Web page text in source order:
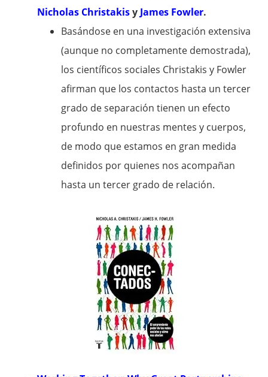
Nicholas Christakisy James Fowler.
Basándose en una investigación extensiva
(aunque no completamente demostrada),
los científicos sociales Christakis y Fowler
afirman que los contactos hasta un tercer
grado de separación tienen un efecto
profundo en nuestras mentes y cuerpos,
de modo que estamos en gran medida
definidos por quienes nos acompañan
hasta un tercer grado de relación.